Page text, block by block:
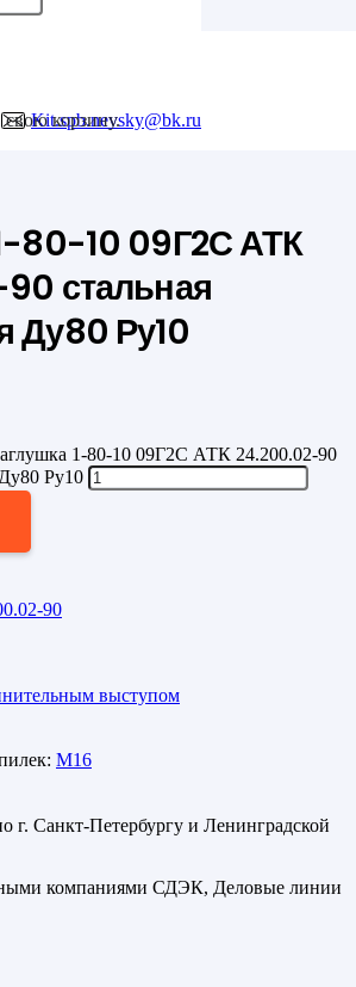
Kit.spb.nevsky@bk.ru
корзину.
80-10 09Г2С АТК
стальная
Ду80 Ру10
1-80-10 09Г2С АТК 24.200.02-90
Ру10
90
выступом
М16
г. Санкт-Петербургу и Ленинградской
компаниями СДЭК, Деловые линии